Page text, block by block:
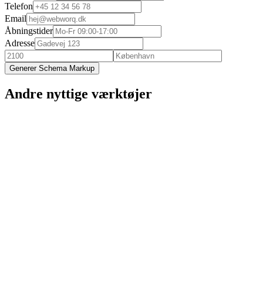
Telefon
Email
Åbningstider
Adresse
Generer Schema Markup
Andre nyttige værktøjer